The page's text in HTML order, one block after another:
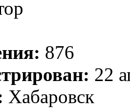
876
22
Хабаровск